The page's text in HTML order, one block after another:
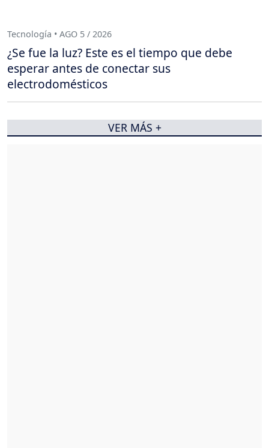
Tecnología • AGO 5 / 2026
¿Se fue la luz? Este es el tiempo que debe
esperar antes de conectar sus
electrodomésticos
VER MÁS +